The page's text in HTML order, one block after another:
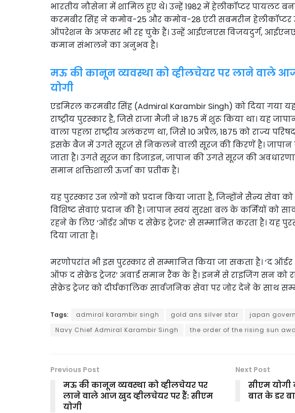
भारतीय नौसेना में शामिल हुए थे। उन्हें 1982 में हेलीकॉप्टर पायलट
करमबीर सिंह ने कमोव-25 और कमोव-28 एंटी सबमरीन हेलीकॉप्टर
ऑपरेशन के अफसर भी रह चुके हैं। उन्हें आईएनएस विजयदुर्ग,
कमान संभालने का अनुभव है।
मऊ की कानून व्यवस्था को व्हीलचेयर पर लाने वाले
योगी
एडमिरल करमबीर सिंह (Admiral Karambir Singh) को दिया गया
राष्ट्रीय पुरस्कार है, जिसे राजा मैजी ने 1875 में शुरू किया था। यह
वाला पहला राष्ट्रीय अलंकरण था, जिसे 10 अप्रैल, 1875 को राज्य
इसके बैज में उगते सूरज से निकलने वाली सूरज की किरणें है। जापान
जाता है। उगते सूरज का डिजाइन, जापान की उगते सूरज की
समान शक्तिशाली ऊर्जा का प्रतीक है।
यह पुरस्कार उन लोगों को प्रदान किया जाता है, जिन्होंने सैन्य सेवा को
विशिष्ट सेवाएं प्रदान की है। जापान स्वयं सुरक्षा बल के कर्मियों
रहने के लिए ‘ऑर्डर ऑफ द सेक्रेड ट्रेजर’ से सम्मानित करता है। यह
दिया जाता है।
मरणोपरांत भी इस पुरस्कार से सम्मानित किया जा सकता है। ‘द
ऑफ द सेक्रेड ट्रेजर’ अवार्ड समान रैंक के हैं। इनमें से राइजिंग सन को
सेक्रेड ट्रेजर को दीर्घकालिक सार्वजनिक सेवा पर जोर देने के साथ
Tags: admiral karambir singh gold ans silver star japan
Navy Chief Admiral Karambir Singh
the order of the rising sun
Previous Post
मऊ की कानून व्यवस्था को व्हीलचेयर पर
लाने वाले आज खुद व्हीलचेयर पर हैं: सीएम
योगी
Next Post
सीएम योगी
बात के डर बा